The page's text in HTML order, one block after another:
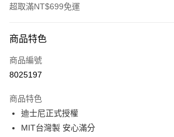
超取滿NT$699免運
信用卡一次付款
超商取貨付款
Apple Pay
街口支付
商品特色
商品編號
8025197
商品特色
迪士尼正式授權
MIT台灣製 安心滿分